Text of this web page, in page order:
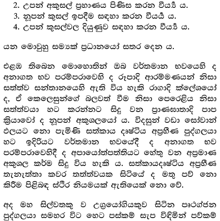
උපන් අකුසල් ප්‍ර‍හාණය පිණිස කරන වීර්‍ය්‍ය ය.
නූපන් කුසල් ඉපදීම සඳහා කරන වීයර්‍ය ය.
උපන් කුසල්වල දියුණුව සඳහා කරන වීර්‍ය්‍ය ය.
යන මොවුහු සම්‍යක් ප්‍ර‍ධානයෝ සතර දෙන ය.
එළඹ තිබෙන මොහොතින් ඔබ වර්තමාන භවයෙහි ද
අනාගත භව පරම්පරාවෙහි ද රූපාදි ආරම්මණයන් නිසා
සත්ත්ව සන්තානයෙහි ඇති විය හැකි රාගාදි ක්ලේශයෝ
ද, ඒ කෙලෙසුන්ගේ බලවත් වීම නිසා පෙරෙළිය නිසා
සත්ත්වයා හට කරන්නට සිදු වන ප්‍රාණඝාතාදි පාප
ක්‍රියාවෝ ද නූපන් අකුශලයෝ ය. විදසුන් වඩා සෝවාන්
ඵලයට නො පැමිණි සත්කාය දෘෂ්ටිය අප්‍ර‍හීණ පුද්ගලයා
හට ඉදිරියට වර්තමාන භවයේදී ද අනාගත භව
පරම්පරාවෙහිදී ද අපායෝත්පත්තියට හේතු වන අප්‍ර‍මාණ
අකුශල කර්ම සිදු විය හැකි ය. සත්කායදෘෂ්ටිය අප්‍ර‍හීණ
තැනැත්තා කවර තත්ත්වයක සිටියේ ද මතු පව් නො
කිරීම පිළිබඳ ස්ථිර නියමයක් ඇතියෙක් නො වේ.
අද මහ සිල්වතකු ව උග්‍රයෝගියකුව සිටින පෘථග්ජන
පුද්ගලයා සමහර විට හෙට පස්කම් සැප විඳිමින් පව්කම්